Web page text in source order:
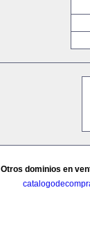
Otros dominios en